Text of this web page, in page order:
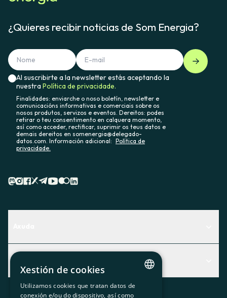
¿Quieres recibir noticias de Som Energia?
Al suscribirte a la newsletter estás aceptando la
nuestraPolítica de privacidade.
Finalidades: enviarche o noso boletín, newsletter e
comunicacións informativas e comerciais sobre os
nosos produtos, servizos e eventos. Dereitos: podes
retirar o teu consentimento en calquera momento,
así como acceder, rectificar, suprimir os teus datos e
demais dereitos en somenergia@delegado-
datos.com. Información adicional: Política de
privacidade.
Descubre qué servicio te encaja mejor
Contacto
Actualidad
CATALAN
Xestión de cookies
Utilizamos cookies que tratan datos de
conexión e/ou do dispositivo, así como